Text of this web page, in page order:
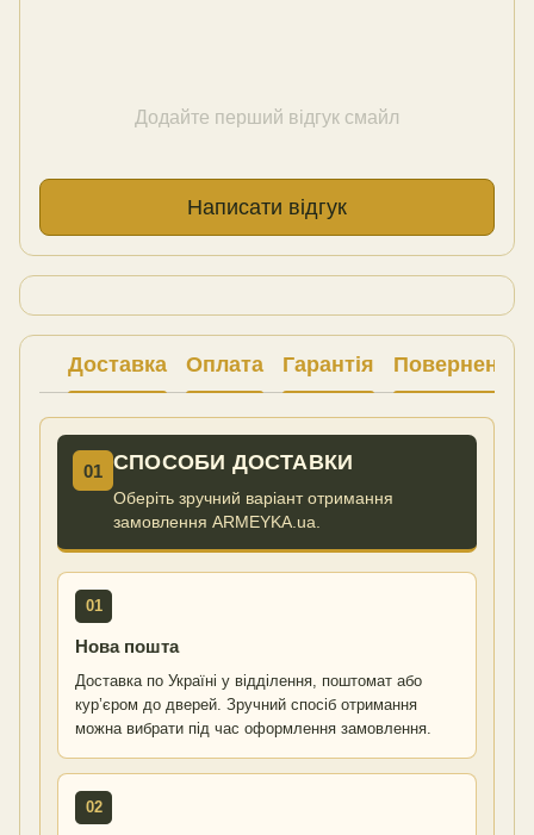
Додайте перший відгук смайл
Написати відгук
Доставка Оплата Гарантія Повернення
01 СПОСОБИ ДОСТАВКИ
Оберіть зручний варіант отримання
замовлення ARMEYKA.ua.
01
Нова пошта
Доставка по Україні у відділення, поштомат або
кур’єром до дверей. Зручний спосіб отримання
можна вибрати під час оформлення замовлення.
02